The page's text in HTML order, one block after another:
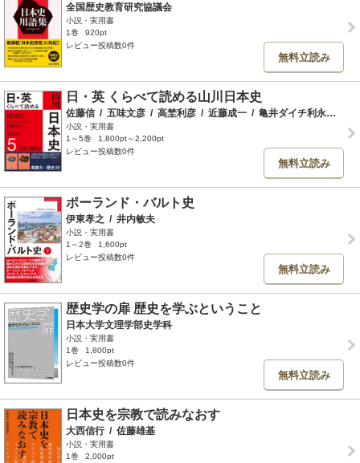
全国歴史教育研究協議会
小説・実用書
1巻
920pt
レビュー投稿数0件
無料立読み
日・英 くらべて読める山川日本史
佐藤信 / 五味文彦 / 高埜利彦 / 近藤成一 / 亀井ダイチ利永子
小説・実用書
1～5巻
1,800pt～2,200pt
レビュー投稿数0件
無料立読み
ポーランド・バルト史
伊東孝之 / 井内敏夫
小説・実用書
1～2巻
1,600pt
レビュー投稿数0件
無料立読み
歴史学の扉 歴史を学ぶということ
日本大学文理学部史学科
小説・実用書
1巻
1,800pt
レビュー投稿数0件
無料立読み
日本史を宗教で読みなおす
大西信行 / 佐藤雄基
小説・実用書
1巻
2,000pt